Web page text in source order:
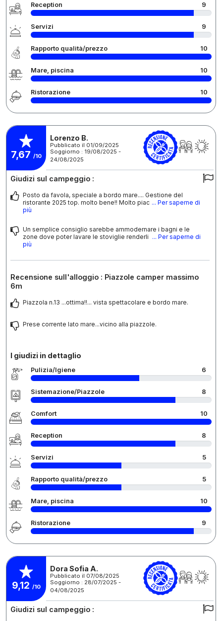
Reception 9
Servizi 9
Rapporto qualità/prezzo 10
Mare, piscina 10
Ristorazione 10
7,67 /10
Lorenzo B.
Pubblicato il 01/09/2025
Soggiorno : 19/08/2025 -
24/08/2025
Giudizi sul campeggio :
Posto da favola, speciale a bordo mare.... Gestione del
ristorante 2025 top. molto bene!! Molto piac ... Per saperne di
più
Un semplice consiglio sarebbe ammodernare i bagni e le
zone dove poter lavare le stoviglie renderli ... Per saperne di
più
Recensione sull'alloggio : Piazzole camper massimo
6m
Piazzola n.13 ...ottima!!... vista spettacolare e bordo mare.
Prese corrente lato mare...vicino alla piazzole.
I giudizi in dettaglio
Pulizia/Igiene 6
Sistemazione/Piazzole 8
Comfort 10
Reception 8
Servizi 5
Rapporto qualità/prezzo 5
Mare, piscina 10
Ristorazione 9
9,12 /10
Dora Sofia A.
Pubblicato il 07/08/2025
Soggiorno : 28/07/2025 -
04/08/2025
Giudizi sul campeggio :